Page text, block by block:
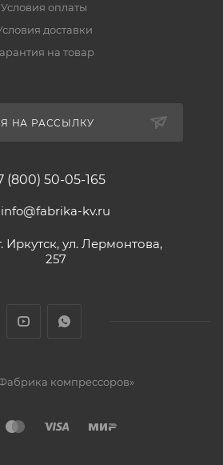
Условия оплаты
доставки
на товар
НА РАССЫЛКУ
(800) 50-05-165
info@fabrika-kv.ru
Иркутск, ул. Лермонтова,
257
компрессоров»